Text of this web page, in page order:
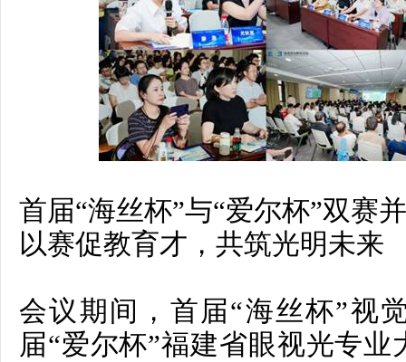
首届“海丝杯”与“爱尔杯”双赛
以赛促教育才，共筑光明未来
会议期间，首届“海丝杯”视
届“爱尔杯”福建省眼视光专